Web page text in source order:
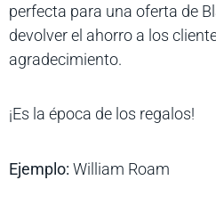
perfecta para una oferta de
devolver el ahorro a los
agradecimiento.
¡Es la época de los regalos!
Ejemplo: William Roam